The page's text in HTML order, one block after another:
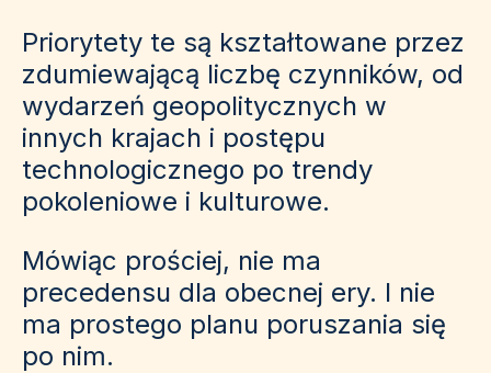
Priorytety te są kształtowane przez
zdumiewającą liczbę czynników, od
wydarzeń geopolitycznych w
innych krajach i postępu
technologicznego po trendy
pokoleniowe i kulturowe.
Mówiąc prościej, nie ma
precedensu dla obecnej ery. I nie
ma prostego planu poruszania się
po nim.